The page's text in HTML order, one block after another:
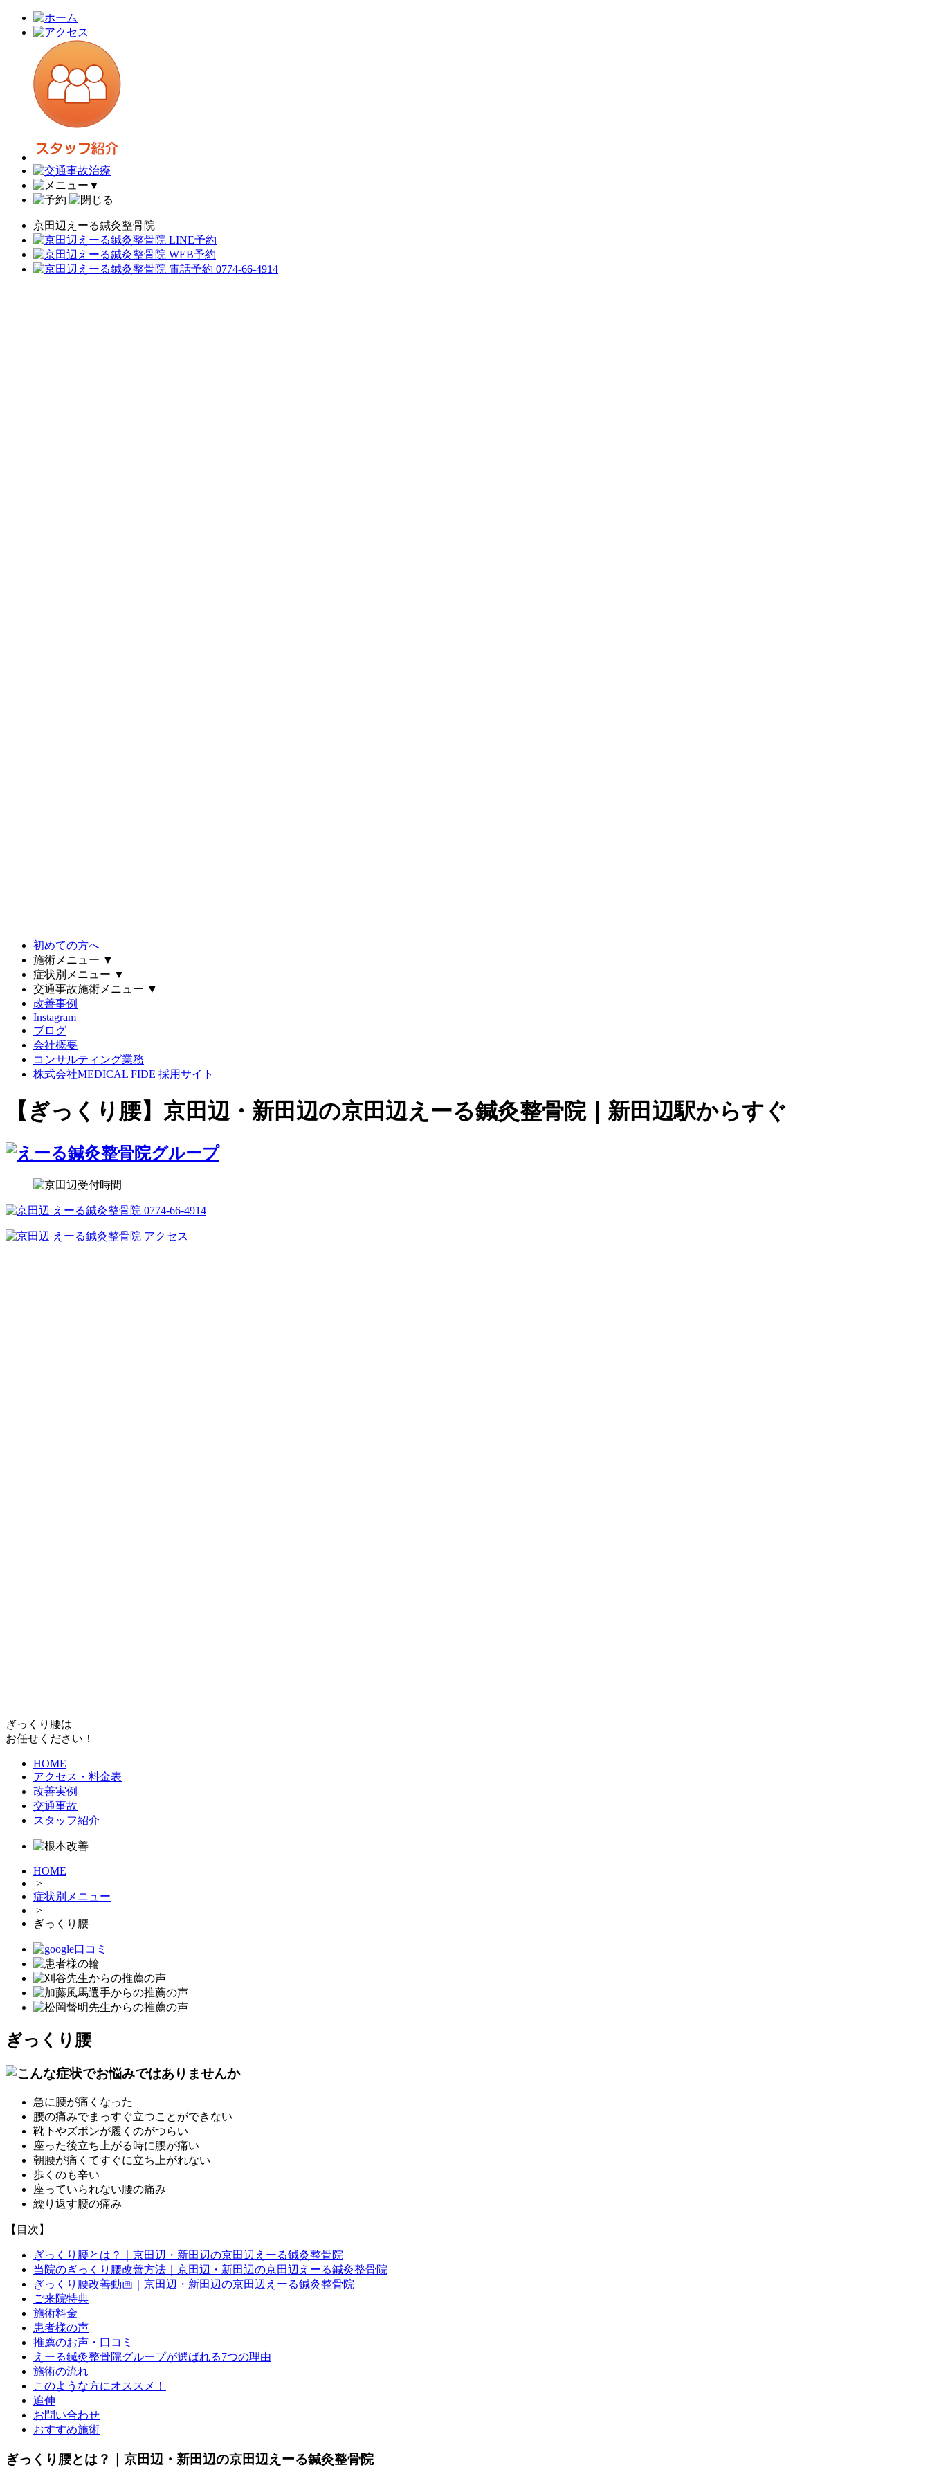
▼
京田辺えーる鍼灸整骨院
初めての方へ
施術メニュー ▼
症状別メニュー ▼
交通事故施術メニュー ▼
改善事例
Instagram
ブログ
会社概要
コンサルティング業務
株式会社MEDICAL FIDE 採用サイト
【ぎっくり腰】京田辺・新田辺の京田辺えーる鍼灸整骨院｜新田辺駅からすぐ
ぎっくり腰は
お任せください！
HOME
アクセス・料金表
改善実例
交通事故
スタッフ紹介
HOME
>
症状別メニュー
>
ぎっくり腰
ぎっくり腰
急に腰が痛くなった
腰の痛みでまっすぐ立つことができない
靴下やズボンが履くのがつらい
座った後立ち上がる時に腰が痛い
朝腰が痛くてすぐに立ち上がれない
歩くのも辛い
座っていられない腰の痛み
繰り返す腰の痛み
【目次】
ぎっくり腰とは？｜京田辺・新田辺の京田辺えーる鍼灸整骨院
当院のぎっくり腰改善方法｜京田辺・新田辺の京田辺えーる鍼灸整骨院
ぎっくり腰改善動画｜京田辺・新田辺の京田辺えーる鍼灸整骨院
ご来院特典
施術料金
患者様の声
推薦のお声・口コミ
えーる鍼灸整骨院グループが選ばれる7つの理由
施術の流れ
このような方にオススメ！
追伸
お問い合わせ
おすすめ施術
ぎっくり腰とは？｜京田辺・新田辺の京田辺えーる鍼灸整骨院